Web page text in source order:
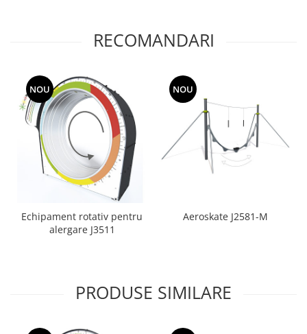
RECOMANDARI
NOU
Echipament rotativ pentru
alergare J3511
NOU
Aeroskate J2581-M
PRODUSE SIMILARE